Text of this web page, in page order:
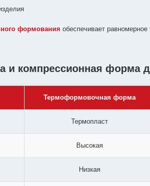
формования обеспечивает
компрессионная форма
Термоформовочная форма
Термопласт
Высокая
Низкая